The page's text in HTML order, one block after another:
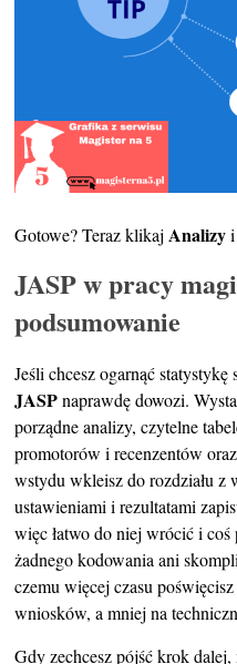
Gotowe? Teraz klikajAnalizyi
JASP w pracy
podsumowanie
Jeśli chcesz ogarnąć
JASPnaprawdę dowozi.
porządne analizy, czytelne
promotorów i recenzentów
wstydu wkleisz do rozdziału z
ustawieniami i rezultatami
więc łatwo do niej wrócić i
żadnego kodowania ani
czemu więcej czasu
wniosków, a mniej na
Gdy zechcesz pójść krok dalej,